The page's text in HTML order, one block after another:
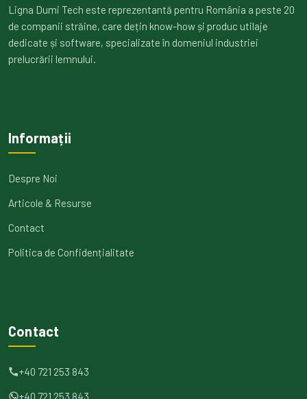
Ligna Dumi Tech este reprezentantă pentru România a peste 20
de companii străine, care dețin know-how și produc utilaje
dedicate și software, specializate în domeniul industriei
prelucrării lemnului.
Informații
Despre Noi
Articole & Resurse
Contact
Politica de Confidențialitate
Contact
+40 721 253 843
+40 721 253 843